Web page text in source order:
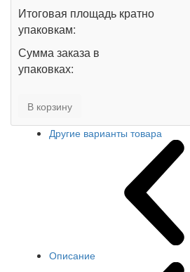
Итоговая площадь кратно
упаковкам:
Сумма заказа в
упаковках:
В корзину
Другие варианты товара
Описание